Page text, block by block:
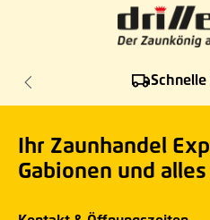
Ihr Zaunhandel
Gabionen und